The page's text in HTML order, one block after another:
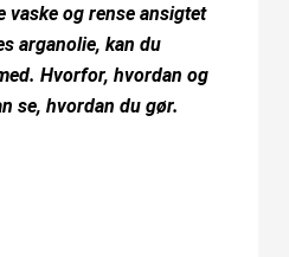
vaske og rense ansigtet
arganolie, kan du
Hvorfor, hvordan og
se, hvordan du gør.